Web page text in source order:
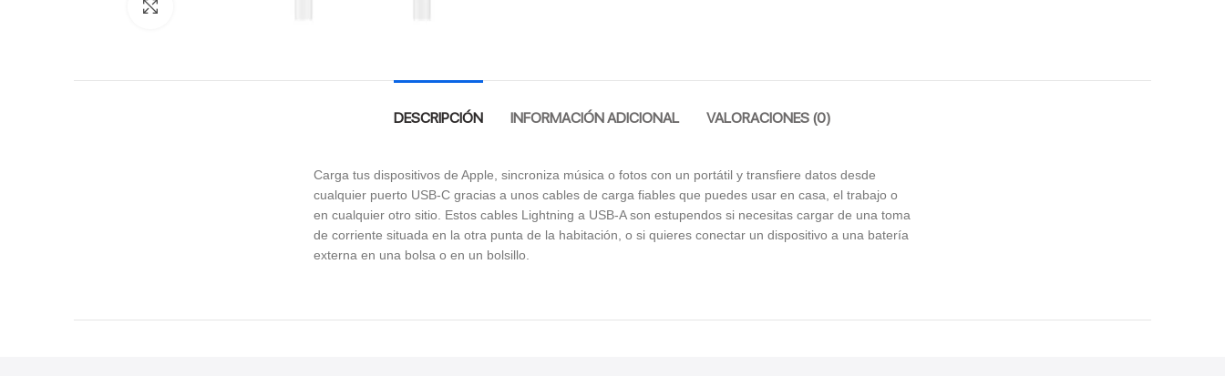
DESCRIPCIÓN INFORMACIÓN ADICIONAL VALORACIONES (0)
Carga tus dispositivos de Apple, sincroniza música o fotos con un portátil y transfiere datos desde
cualquier puerto USB-C gracias a unos cables de carga fiables que puedes usar en casa, el trabajo o
en cualquier otro sitio. Estos cables Lightning a USB-A son estupendos si necesitas cargar de una toma
de corriente situada en la otra punta de la habitación, o si quieres conectar un dispositivo a una batería
externa en una bolsa o en un bolsillo.